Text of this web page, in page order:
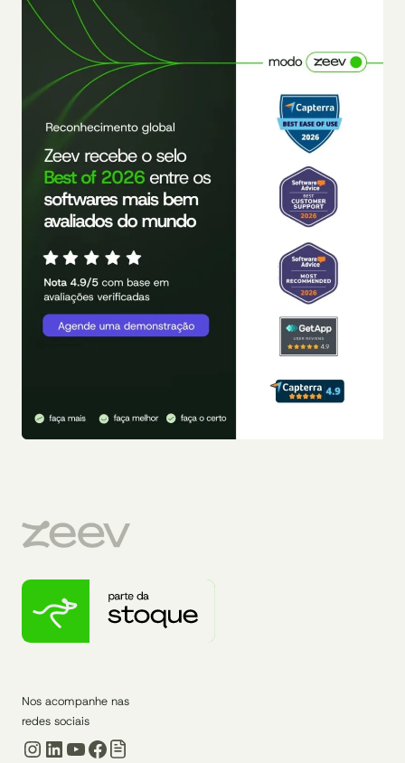
Nos acompanhe nas
redes sociais
Instagram
LinkedIn
Youtube
Facebook